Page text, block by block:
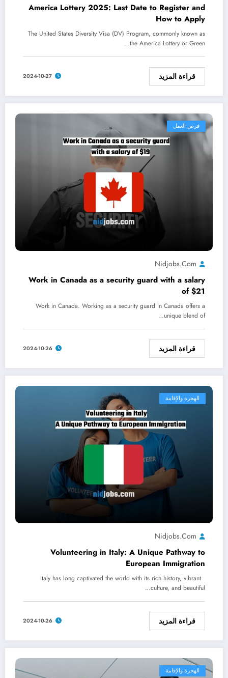
America Lottery 2025: Last Date to Register and
How to Apply
The United States Diversity Visa (DV) Program, commonly known as
the America Lottery or Green…
قراءة المزيد 2024-10-27
فرص العمل
Nidjobs.com
Work in Canada as a security guard with a salary
of $21
Work in Canada. Working as a security guard in Canada offers a
unique blend of…
قراءة المزيد 2024-10-26
الهجرة والإقامة
Nidjobs.com
Volunteering in Italy: A Unique Pathway to
European Immigration
Italy has long captivated the world with its rich history, vibrant
culture, and beautiful…
قراءة المزيد 2024-10-26
الهجرة والإقامة